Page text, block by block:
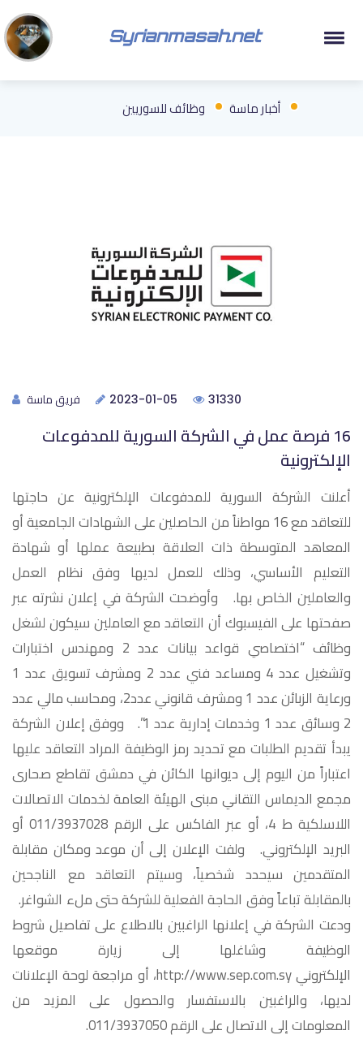
Syrianmasah.net
أخبار ماسة وظائف للسوريين
فريق ماسة 2023-01-05 31330
16 فرصة عمل في الشركة السورية للمدفوعات
الإلكترونية
أعلنت الشركة السورية للمدفوعات الإلكترونية عن حاجتها
للتعاقد مع 16 مواطناً من الحاصلين على الشهادات الجامعية أو
المعاهد المتوسطة ذات العلاقة بطبيعة عملها أو شهادة
التعليم الأساسي، وذلك للعمل لديها وفق نظام العمل
والعاملين الخاص بها. وأوضحت الشركة في إعلان نشرته عبر
صفحتها على الفيسبوك أن التعاقد مع العاملين سيكون لشغل
وظائف “اختصاصي قواعد بيانات عدد 2 ومهندس اختبارات
وتشغيل عدد 4 ومساعد فني عدد 2 ومشرف تسويق عدد 1
ورعاية الزبائن عدد 1 ومشرف قانوني عدد2، ومحاسب مالي عدد
2 وسائق عدد 1 وخدمات إدارية عدد 1”. ووفق إعلان الشركة
يبدأ تقديم الطلبات مع تحديد رمز الوظيفة المراد التعاقد عليها
اعتباراً من اليوم إلى ديوانها الكائن في دمشق تقاطع صحارى
مجمع الديماس التقاني مبنى الهيئة العامة لخدمات الاتصالات
اللاسلكية ط 4، أو عبر الفاكس على الرقم 011/3937028 أو
البريد الإلكتروني. ولفت الإعلان إلى أن موعد ومكان مقابلة
المتقدمين سيحدد شخصياً، وسيتم التعاقد مع الناجحين
بالمقابلة تباعاً وفق الحاجة الفعلية للشركة حتى ملء الشواغر.
ودعت الشركة في إعلانها الراغبين بالاطلاع على تفاصيل شروط
الوظيفة وشاغلها إلى زيارة موقعها
الإلكتروني http://www.sep.com.sy، أو مراجعة لوحة الإعلانات
لديها، والراغبين بالاستفسار والحصول على المزيد من
المعلومات إلى الاتصال على الرقم 011/3937050.